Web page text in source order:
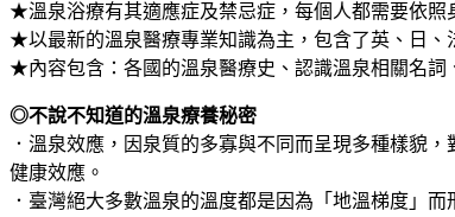
★溫泉浴療有其適應症及禁忌症，每個人都需要依
★以最新的溫泉醫療專業知識為主，包含了英、日
★內容包含：各國的溫泉醫療史、認識溫泉相關名
◎不說不知道的溫泉療養秘密
．溫泉效應，因泉質的多寡與不同而呈現多種樣貌
健康效應。
．臺灣絕大多數溫泉的溫度都是因為「地溫梯度」